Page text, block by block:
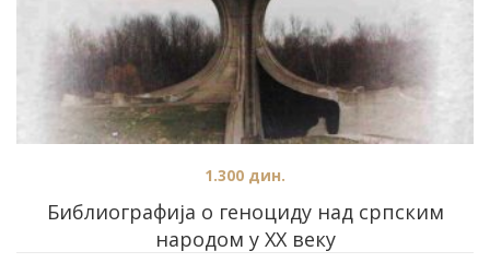
Библиографија о геноциду над српским
народом у XX веку
1.300 дин.